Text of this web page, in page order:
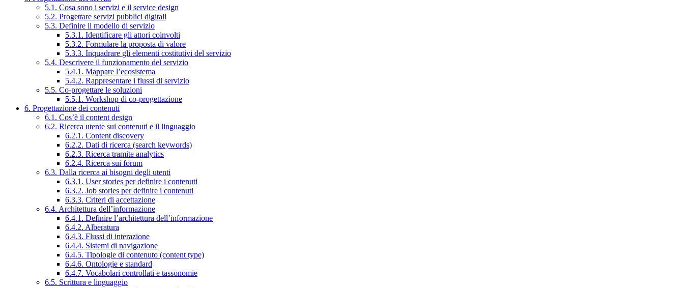
5.1. Cosa sono i servizi e il service design
5.2. Progettare servizi pubblici digitali
5.3. Definire il modello di servizio
5.3.1. Identificare gli attori coinvolti
5.3.2. Formulare la proposta di valore
5.3.3. Inquadrare gli elementi costitutivi del servizio
5.4. Descrivere il funzionamento del servizio
5.4.1. Mappare l’ecosistema
5.4.2. Rappresentare i flussi di servizio
5.5. Co-progettare le soluzioni
5.5.1. Workshop di co-progettazione
6. Progettazione dei contenuti
6.1. Cos’è il content design
6.2. Ricerca utente sui contenuti e il linguaggio
6.2.1. Content discovery
6.2.2. Dati di ricerca (search keywords)
6.2.3. Ricerca tramite analytics
6.2.4. Ricerca sui forum
6.3. Dalla ricerca ai bisogni degli utenti
6.3.1. User stories per definire i contenuti
6.3.2. Job stories per definire i contenuti
6.3.3. Criteri di accettazione
6.4. Architettura dell’informazione
6.4.1. Definire l’architettura dell’informazione
6.4.2. Alberatura
6.4.3. Flussi di interazione
6.4.4. Sistemi di navigazione
6.4.5. Tipologie di contenuto (content type)
6.4.6. Ontologie e standard
6.4.7. Vocabolari controllati e tassonomie
6.5. Scrittura e linguaggio